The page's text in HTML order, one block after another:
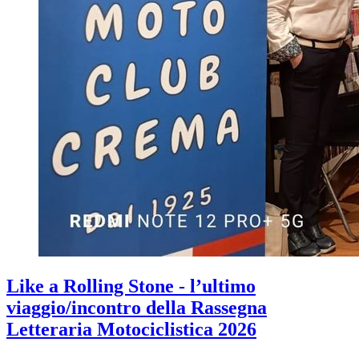
Like a Rolling Stone - l’ultimo
viaggio/incontro della Rassegna
Letteraria Motociclistica 2026